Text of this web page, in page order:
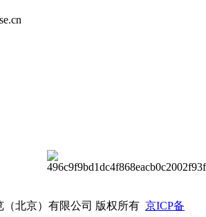
（北京）有限公司 版权所有 京ICP备